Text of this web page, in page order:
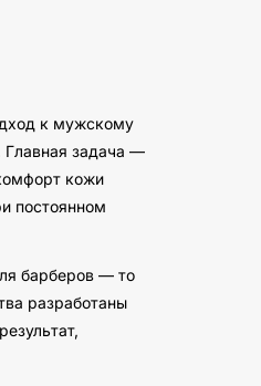
к мужскому
Главная задача —
кожи
постоянном
барберов — то
разработаны